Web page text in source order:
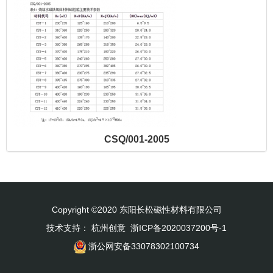
CSQ/001-2005
Copyright ©2020 东阳长松磁性材料有限公司
技术支持： 杭州创意 浙ICP备2020037200号-1
浙公网安备33078302100734